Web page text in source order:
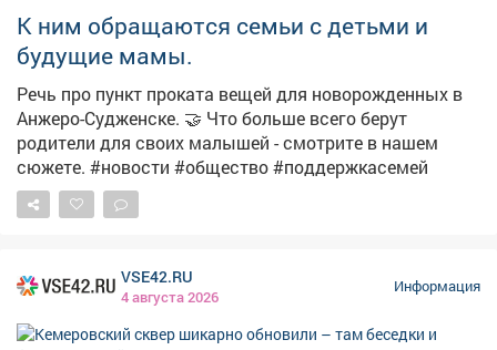
сделать репост или отправить сообщение, задумайся
о последствиях. 🚫 Если ты столкнулся с
подозрительным предложением в сети или в жизни,
немедленно прекрати диалог и сообщи: ▫Горячая
линия ФСБ: 8 800 224 22 22; ▫Горячая линия
«Экстремизму - НЕТ!»: resurs-center.ru/hotline.
К ним обращаются семьи с детьми и
будущие мамы.
Речь про пункт проката вещей для новорожденных в
Анжеро-Судженске. 🤝 Что больше всего берут
родители для своих малышей - смотрите в нашем
сюжете. #новости #общество #поддержкасемей
VSE42.RU
4 августа 2026
Информация